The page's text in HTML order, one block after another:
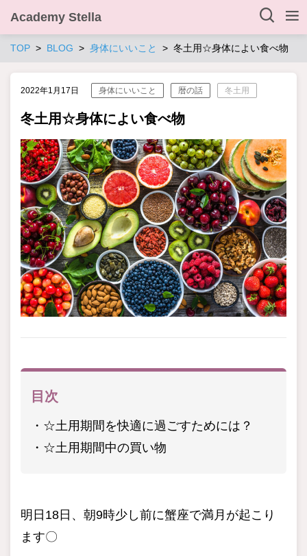
Academy Stella
TOP BLOG 身体にいいこと 冬土用☆身体によい食べ物
2022年1月17日 身体にいいこと 暦の話 冬土用
冬土用☆身体によい食べ物
目次
☆土用期間を快適に過ごすためには？
☆土用期間中の買い物
明日18日、朝9時少し前に蟹座で満月が起こり
ます〇